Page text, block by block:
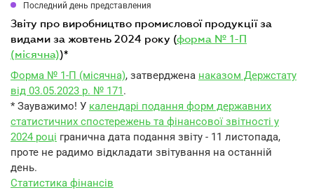
Последний день представления
звіту про виробництво промислової продукції за
видами за жовтень 2024 року (форма № 1-П
(місячна))*
Форма № 1-П (місячна), затверджена наказом Держстату
від 03.05.2023 р. № 171.
* Зауважимо! У календарі подання форм державних
статистичних спостережень та фінансової звітності у
2024 році гранична дата подання звіту - 11 листопада,
проте не радимо відкладати звітування на останній
день.
Статистика фінансів